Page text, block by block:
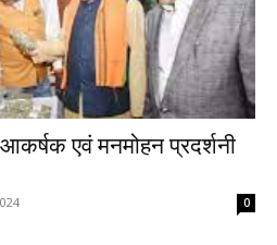
एवं मनमोहन प्रदर्शनी
0